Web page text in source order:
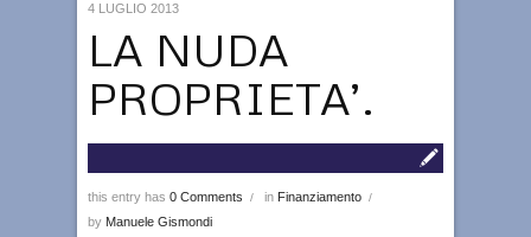
LA NUDA
PROPRIETA’.
this entry has 0 Comments / in Finanziamento /
by Manuele Gismondi
4 LUGLIO 2013